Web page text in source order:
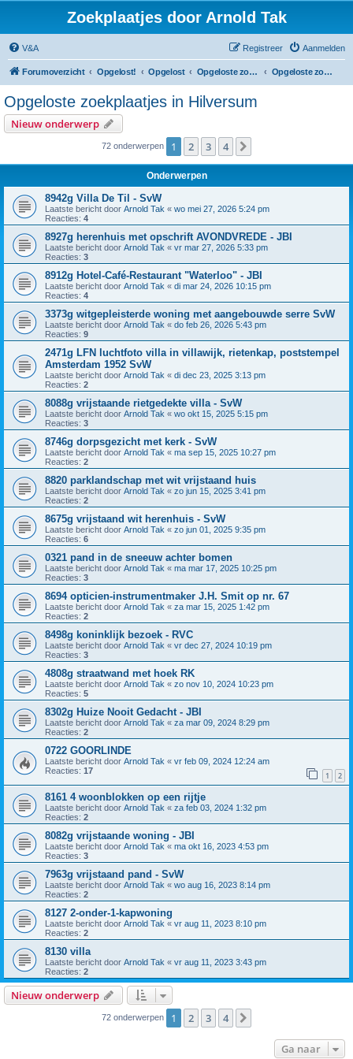
Zoekplaatjes door Arnold Tak
V&A Aanmelden
Registreer
Forumoverzicht Opgelost! Opgelost Opgeloste zoekplaatjes in Noord-Holland Opgeloste zoekplaatjes in Hilversum
Opgeloste zoekplaatjes in Hilversum
Nieuw onderwerp
72 onderwerpen 1 2 3 4
Onderwerpen
8942g Villa De Til - SvW
Laatste bericht door Arnold Tak « wo mei 27, 2026 5:24 pm
Reacties: 4
8927g herenhuis met opschrift AVONDVREDE - JBI
Laatste bericht door Arnold Tak « vr mar 27, 2026 5:33 pm
Reacties: 3
8912g Hotel-Café-Restaurant "Waterloo" - JBI
Laatste bericht door Arnold Tak « di mar 24, 2026 10:15 pm
Reacties: 4
3373g witgepleisterde woning met aangebouwde serre SvW
Laatste bericht door Arnold Tak « do feb 26, 2026 5:43 pm
Reacties: 9
2471g LFN luchtfoto villa in villawijk, rietenkap, poststempel
Amsterdam 1952 SvW
Laatste bericht door Arnold Tak « di dec 23, 2025 3:13 pm
Reacties: 2
8088g vrijstaande rietgedekte villa - SvW
Laatste bericht door Arnold Tak « wo okt 15, 2025 5:15 pm
Reacties: 3
8746g dorpsgezicht met kerk - SvW
Laatste bericht door Arnold Tak « ma sep 15, 2025 10:27 pm
Reacties: 2
8820 parklandschap met wit vrijstaand huis
Laatste bericht door Arnold Tak « zo jun 15, 2025 3:41 pm
Reacties: 2
8675g vrijstaand wit herenhuis - SvW
Laatste bericht door Arnold Tak « zo jun 01, 2025 9:35 pm
Reacties: 6
0321 pand in de sneeuw achter bomen
Laatste bericht door Arnold Tak « ma mar 17, 2025 10:25 pm
Reacties: 3
8694 opticien-instrumentmaker J.H. Smit op nr. 67
Laatste bericht door Arnold Tak « za mar 15, 2025 1:42 pm
Reacties: 2
8498g koninklijk bezoek - RVC
Laatste bericht door Arnold Tak « vr dec 27, 2024 10:19 pm
Reacties: 3
4808g straatwand met hoek RK
Laatste bericht door Arnold Tak « zo nov 10, 2024 10:23 pm
Reacties: 5
8302g Huize Nooit Gedacht - JBI
Laatste bericht door Arnold Tak « za mar 09, 2024 8:29 pm
Reacties: 2
0722 GOORLINDE
Laatste bericht door Arnold Tak « vr feb 09, 2024 12:24 am
Reacties: 17 1 2
8161 4 woonblokken op een rijtje
Laatste bericht door Arnold Tak « za feb 03, 2024 1:32 pm
Reacties: 2
8082g vrijstaande woning - JBI
Laatste bericht door Arnold Tak « ma okt 16, 2023 4:53 pm
Reacties: 3
7963g vrijstaand pand - SvW
Laatste bericht door Arnold Tak « wo aug 16, 2023 8:14 pm
Reacties: 2
8127 2-onder-1-kapwoning
Laatste bericht door Arnold Tak « vr aug 11, 2023 8:10 pm
Reacties: 2
8130 villa
Laatste bericht door Arnold Tak « vr aug 11, 2023 3:43 pm
Reacties: 2
Nieuw onderwerp
72 onderwerpen 1 2 3 4
Ga naar